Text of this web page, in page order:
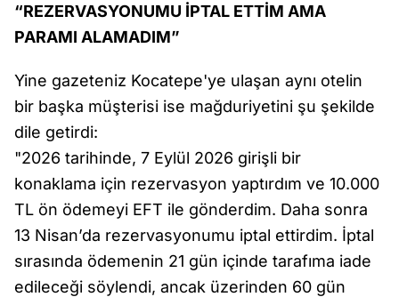
“REZERVASYONUMU İPTAL ETTİM AMA
PARAMI ALAMADIM”
Yine gazeteniz Kocatepe'ye ulaşan aynı otelin
bir başka müşterisi ise mağduriyetini şu şekilde
dile getirdi:
"2026 tarihinde, 7 Eylül 2026 girişli bir
konaklama için rezervasyon yaptırdım ve 10.000
TL ön ödemeyi EFT ile gönderdim. Daha sonra
13 Nisan’da rezervasyonumu iptal ettirdim. İptal
sırasında ödemenin 21 gün içinde tarafıma iade
edileceği söylendi, ancak üzerinden 60 gün